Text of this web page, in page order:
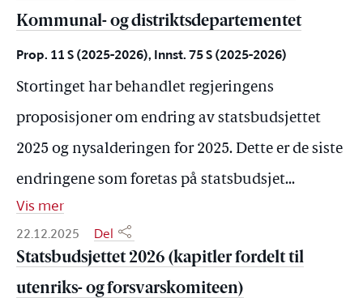
Kommunal- og distriktsdepartementet
Prop. 11 S (2025-2026), Innst. 75 S (2025-2026)
Stortinget har behandlet regjeringens
proposisjoner om endring av statsbudsjettet
2025 og nysalderingen for 2025. Dette er de siste
endringene som foretas på statsbudsjet...
Vis mer
22.12.2025
Del
Statsbudsjettet 2026 (kapitler fordelt til
utenriks- og forsvarskomiteen)